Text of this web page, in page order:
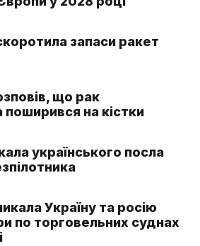
запаси ракет
що рак
на кістки
українського посла
Україну та росію
по торговельних суднах